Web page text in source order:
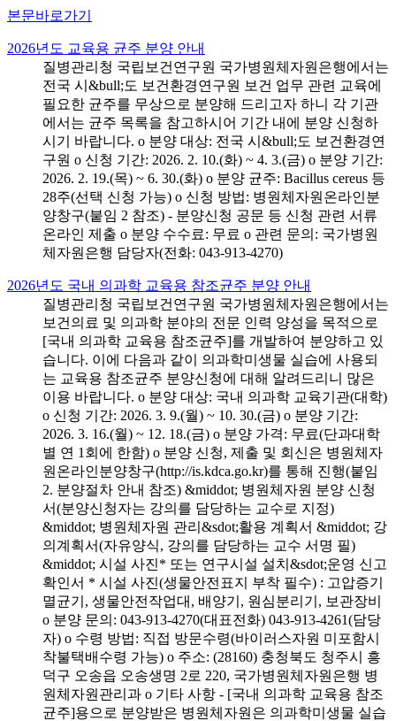
본문바로가기
2026년도 교육용 균주 분양 안내
질병관리청 국립보건연구원 국가병원체자원은행에서는
전국 시&bull;도 보건환경연구원 보건 업무 관련 교육에
필요한 균주를 무상으로 분양해 드리고자 하니 각 기관
에서는 균주 목록을 참고하시어 기간 내에 분양 신청하
시기 바랍니다. o 분양 대상: 전국 시&bull;도 보건환경연
구원 o 신청 기간: 2026. 2. 10.(화) ~ 4. 3.(금) o 분양 기간:
2026. 2. 19.(목) ~ 6. 30.(화) o 분양 균주: Bacillus cereus 등
28주(선택 신청 가능) o 신청 방법: 병원체자원온라인분
양창구(붙임 2 참조) - 분양신청 공문 등 신청 관련 서류
온라인 제출 o 분양 수수료: 무료 o 관련 문의: 국가병원
체자원은행 담당자(전화: 043-913-4270)
2026년도 국내 의과학 교육용 참조균주 분양 안내
질병관리청 국립보건연구원 국가병원체자원은행에서는
보건의료 및 의과학 분야의 전문 인력 양성을 목적으로
[국내 의과학 교육용 참조균주]를 개발하여 분양하고 있
습니다. 이에 다음과 같이 의과학미생물 실습에 사용되
는 교육용 참조균주 분양신청에 대해 알려드리니 많은
이용 바랍니다. o 분양 대상: 국내 의과학 교육기관(대학)
o 신청 기간: 2026. 3. 9.(월) ~ 10. 30.(금) o 분양 기간:
2026. 3. 16.(월) ~ 12. 18.(금) o 분양 가격: 무료(단과대학
별 연 1회에 한함) o 분양 신청, 제출 및 회신은 병원체자
원온라인분양창구(http://is.kdca.go.kr)를 통해 진행(붙임
2. 분양절차 안내 참조) &middot; 병원체자원 분양 신청
서(분양신청자는 강의를 담당하는 교수로 지정)
&middot; 병원체자원 관리&sdot;활용 계획서 &middot; 강
의계획서(자유양식, 강의를 담당하는 교수 서명 필)
&middot; 시설 사진* 또는 연구시설 설치&sdot;운영 신고
확인서 * 시설 사진(생물안전표지 부착 필수) : 고압증기
멸균기, 생물안전작업대, 배양기, 원심분리기, 보관장비
o 분양 문의: 043-913-4270(대표전화) 043-913-4261(담당
자) o 수령 방법: 직접 방문수령(바이러스자원 미포함시
착불택배수령 가능) o 주소: (28160) 충청북도 청주시 흥
덕구 오송읍 오송생명 2로 220, 국가병원체자원은행 병
원체자원관리과 o 기타 사항 - [국내 의과학 교육용 참조
균주]용으로 분양받은 병원체자원은 의과학미생물 실습